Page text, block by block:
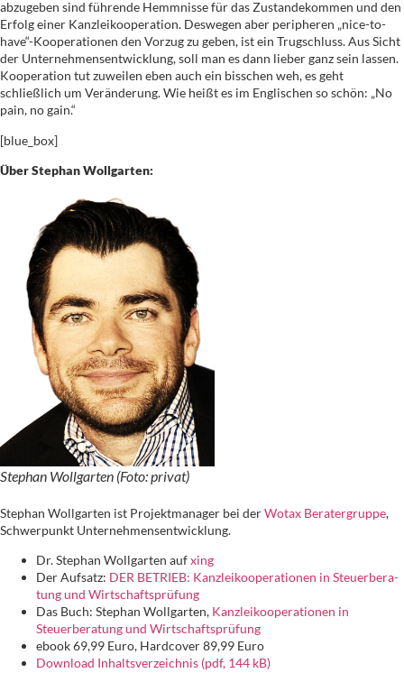
abzugeben sind führende Hemmnisse für das Zustandekommen und den
Erfolg einer Kanzleikooperation. Deswegen aber peripheren „nice-to-
have“-Kooperationen den Vorzug zu geben, ist ein Trugschluss. Aus Sicht
der Unternehmensentwicklung, soll man es dann lieber ganz sein lassen.
Kooperation tut zuweilen eben auch ein bisschen weh, es geht
schließlich um Veränderung. Wie heißt es im Englischen so schön: „No
pain, no gain.“
[blue_box]
Über Stephan Wollgarten:
Stephan Wollgarten (Foto: privat)
Stephan Wollgarten ist Projektmanager bei derWotax Beratergruppe,
Schwerpunkt Unternehmensentwicklung.
Dr. Stephan Wollgarten aufxing
Der Aufsatz: DER BETRIEB: Kanz­lei­ko­ope­ra­tio­nen in Steu­er­be­ra­
tung und Wirt­schafts­prüfung
Das Buch: Stephan Wollgarten, Kanzleikooperationen in
Steuerberatung und Wirtschaftsprüfung
ebook 69,99 Euro, Hardcover 89,99 Euro
Download Inhaltsverzeichnis (pdf, 144 kB)